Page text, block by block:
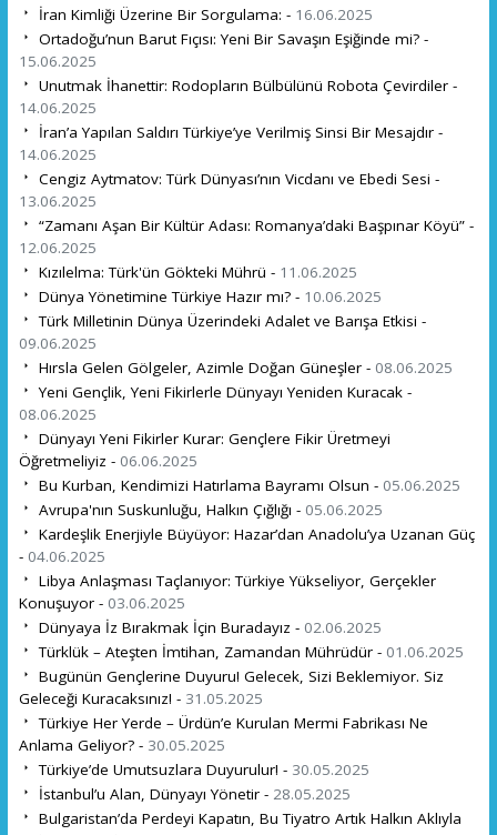
İran Kimliği Üzerine Bir Sorgulama: - 16.06.2025
Ortadoğu’nun Barut Fıçısı: Yeni Bir Savaşın Eşiğinde mi? -
15.06.2025
Unutmak İhanettir: Rodopların Bülbülünü Robota Çevirdiler -
14.06.2025
İran’a Yapılan Saldırı Türkiye’ye Verilmiş Sinsi Bir Mesajdır -
14.06.2025
Cengiz Aytmatov: Türk Dünyası’nın Vicdanı ve Ebedi Sesi -
13.06.2025
“Zamanı Aşan Bir Kültür Adası: Romanya’daki Başpınar Köyü” -
12.06.2025
Kızılelma: Türk'ün Gökteki Mührü - 11.06.2025
Dünya Yönetimine Türkiye Hazır mı? - 10.06.2025
Türk Milletinin Dünya Üzerindeki Adalet ve Barışa Etkisi -
09.06.2025
Hırsla Gelen Gölgeler, Azimle Doğan Güneşler - 08.06.2025
Yeni Gençlik, Yeni Fikirlerle Dünyayı Yeniden Kuracak -
08.06.2025
Dünyayı Yeni Fikirler Kurar: Gençlere Fikir Üretmeyi
Öğretmeliyiz - 06.06.2025
Bu Kurban, Kendimizi Hatırlama Bayramı Olsun - 05.06.2025
Avrupa'nın Suskunluğu, Halkın Çığlığı - 05.06.2025
Kardeşlik Enerjiyle Büyüyor: Hazar’dan Anadolu’ya Uzanan Güç
- 04.06.2025
Libya Anlaşması Taçlanıyor: Türkiye Yükseliyor, Gerçekler
Konuşuyor - 03.06.2025
Dünyaya İz Bırakmak İçin Buradayız - 02.06.2025
Türklük – Ateşten İmtihan, Zamandan Mührüdür - 01.06.2025
Bugünün Gençlerine Duyuru! Gelecek, Sizi Beklemiyor. Siz
Geleceği Kuracaksınız! - 31.05.2025
Türkiye Her Yerde – Ürdün’e Kurulan Mermi Fabrikası Ne
Anlama Geliyor? - 30.05.2025
Türkiye’de Umutsuzlara Duyurulur! - 30.05.2025
İstanbul’u Alan, Dünyayı Yönetir - 28.05.2025
Bulgaristan’da Perdeyi Kapatın, Bu Tiyatro Artık Halkın Aklıyla